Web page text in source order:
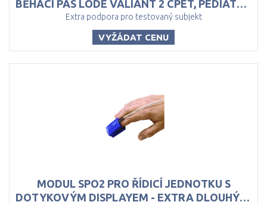
BĚHACÍ PÁS LODE VALIANT 2 CPET, PEDIATRIC
Extra podpora pro testovaný subjekt
VYŽÁDAT CENU
MODUL SPO2 PRO ŘÍDICÍ JEDNOTKU S
DOTYKOVÝM DISPLAYEM - EXTRA DLOUHÝ KABEL